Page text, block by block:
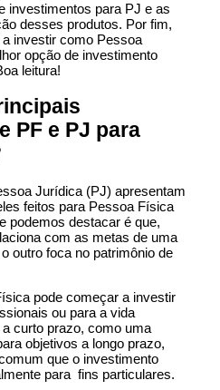
investimentos para PJ e as
desses produtos. Por fim,
investir como Pessoa
opção de investimento
leitura!
PF e PJ para
Jurídica (PJ) apresentam
feitos para Pessoa Física
podemos destacar é que,
com as metas de uma
outro foca no patrimônio de
pode começar a investir
ou para a vida
curto prazo, como uma
objetivos a longo prazo,
que o investimento
para fins particulares.